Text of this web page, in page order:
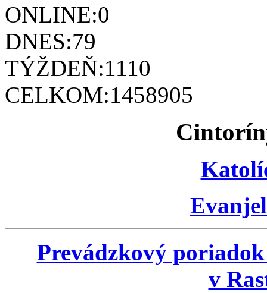
ONLINE:0
DNES:79
TÝŽDEŇ:1110
CELKOM:1458905
Prevádzkový
v